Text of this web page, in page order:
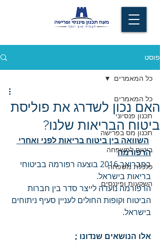
פוסט
כל המאמרים
תכנון פנסיוני
תכנון מס בפרישה
ביטוח למשפחה
כלכלת משפחה
השקעות ופיננסים
כל המאמרים
האם נכון לשדרג את פוליסת
ביטוח הבריאות שלנו?
השוואה בין ביטוח בריאות לפני ואחרי
הרפורמה
בפברואר 2016 בוצעה רפורמה בביטוחי
בריאות בישראל.
הרפורמה נועדה לייצר סדר בין חברות
הביטוח וקופות החולים לעניין סעיף ניתוחים
בישראל.
אלו הנושאים שנדונו ;